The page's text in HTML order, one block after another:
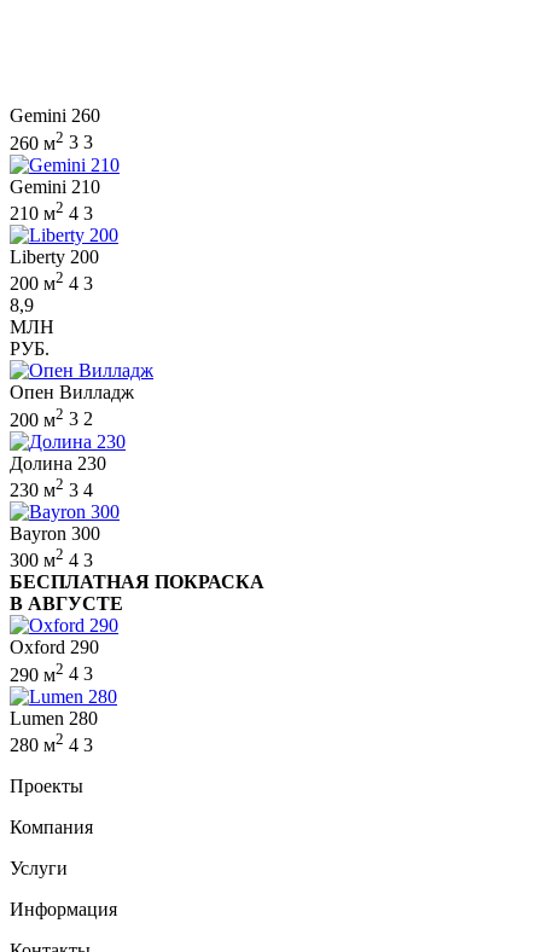
Gemini 260
260 м2 3 3
Gemini 210
210 м2 4 3
Liberty 200
200 м2 4 3
8,9
МЛН
РУБ.
Опен Вилладж
200 м2 3 2
Долина 230
230 м2 3 4
Bayron 300
300 м2 4 3
БЕСПЛАТНАЯ ПОКРАСКА
В АВГУСТЕ
Oxford 290
290 м2 4 3
Lumen 280
280 м2 4 3
Проекты
Компания
Услуги
Информация